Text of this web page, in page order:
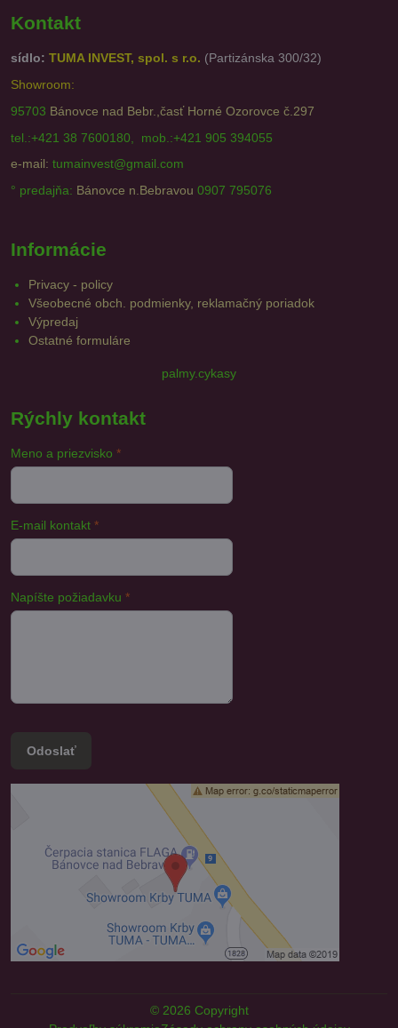
Kontakt
sídlo: TUMA INVEST, spol. s r.o. (Partizánska 300/32)
Showroom:
95703 Bánovce nad Bebr.,časť Horné Ozorovce č.297
tel.:+421 38 7600180, mob.:+421 905 394055
e-mail: tumainvest@gmail.com
° predajňa: Bánovce n.Bebravou 0907 795076
Informácie
Privacy - policy
Všeobecné obch. podmienky, reklamačný poriadok
Výpredaj
Ostatné formuláre
palmy.cykasy
Rýchly kontakt
Meno a priezvisko *
E-mail kontakt *
Napíšte požiadavku *
Odoslať
© 2026 Copyright